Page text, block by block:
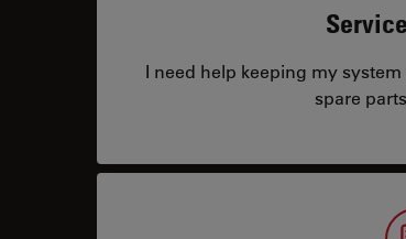
I need help keeping my
spare